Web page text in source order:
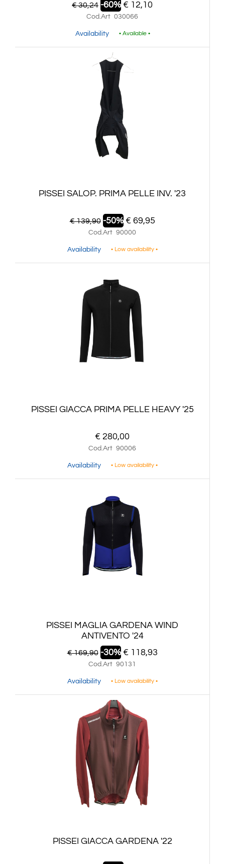
€ 30,24 -60% € 12,10
Cod.Art 030066
Availability • Available •
PISSEI SALOP. PRIMA PELLE INV. '23
€ 139,90 -50% € 69,95
Cod.Art 90000
Availability • Low availability •
PISSEI GIACCA PRIMA PELLE HEAVY '25
€ 280,00
Cod.Art 90006
Availability • Low availability •
PISSEI MAGLIA GARDENA WIND
ANTIVENTO '24
€ 169,90 -30% € 118,93
Cod.Art 90131
Availability • Low availability •
PISSEI GIACCA GARDENA '22